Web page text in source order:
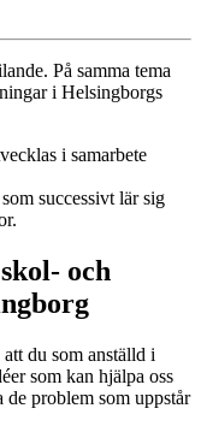
På samma tema
i Helsingborgs
i samarbete
successivt lär sig
och
du som anställd i
som kan hjälpa oss
de problem som uppstår